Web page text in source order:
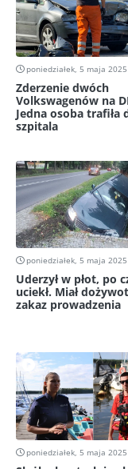
poniedziałek, 5 maja 2025
Zderzenie dwóch
Volkswagenów na
Jedna osoba trafiła
szpitala
poniedziałek, 5 maja 2025
Uderzył w płot, po
uciekł. Miał
zakaz prowadzenia
poniedziałek, 5 maja 2025